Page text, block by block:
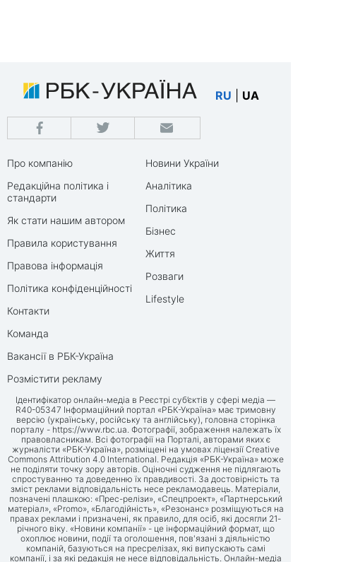
RU UA
Про компанію
Редакційна політика і
стандарти
Як стати нашим автором
Правила користування
Правова інформація
Політика конфіденційності
Контакти
Команда
Вакансії в РБК-Україна
Розмістити рекламу
Новини України
Аналітика
Політика
Бізнес
Життя
Розваги
Lifestyle
Ідентифікатор онлайн-медіа в Реєстрі суб’єктів у сфері медіа —
R40-05347 Інформаційний портал «РБК-Україна» має тримовну
версію (українську, російську та англійську), головна сторінка
порталу - https://www.rbc.ua. Фотографії, зображення належать їх
правовласникам. Всі фотографії на Порталі, авторами яких є
журналісти «РБК-Україна», розміщені на умовах ліцензії Creative
Commons Attribution 4.0 International. Редакція «РБК-Україна» може
не поділяти точку зору авторів. Оціночні судження не підлягають
спростуванню та доведенню їх правдивості. За достовірність та
зміст реклами відповідальність несе рекламодавець. Матеріали,
позначені плашкою: «Прес-релізи», «Спецпроект», «Партнерський
матеріал», «Promo», «Благодійність», «Резонанс» розміщуються на
правах реклами і призначені, як правило, для осіб, які досягли 21-
річного віку. «Новини компанії» - це інформаційний формат, що
охоплює новини, події та оголошення, пов'язані з діяльністю
компаній, базуються на пресрелізах, які випускають самі
компанії, і за які редакція не несе відповідальність. Онлайн-медіа